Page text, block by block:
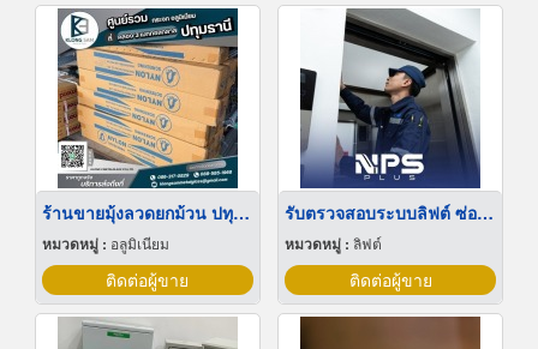
ร้านขายมุ้งลวดยกม้วน ปทุมธานี
หมวดหมู่ : อลูมิเนียม
ติดต่อผู้ขาย
รับตรวจสอบระบบลิฟต์ ซ่อมบำรุงรักษา Maintenance
หมวดหมู่ : ลิฟต์
ติดต่อผู้ขาย